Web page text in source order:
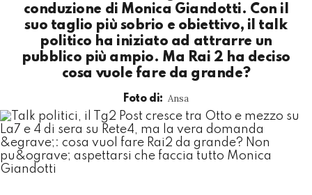
conduzione di Monica Giandotti. Con il
suo taglio più sobrio e obiettivo, il talk
politico ha iniziato ad attrarre un
pubblico più ampio. Ma Rai 2 ha deciso
cosa vuole fare da grande?
Foto di: Ansa